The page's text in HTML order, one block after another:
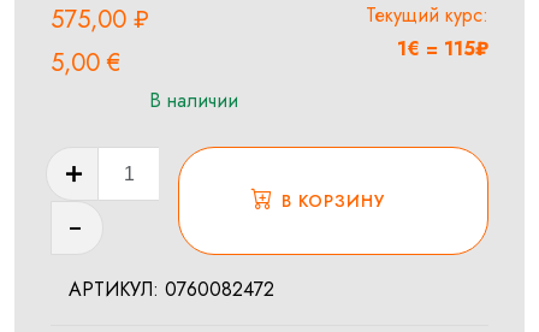
575,00 ₽
5,00€
Текущий курс:
1€ = 115₽
В наличии
Количество
товара
SHAFT
RING
В КОРЗИНУ
АРТИКУЛ: 0760082472